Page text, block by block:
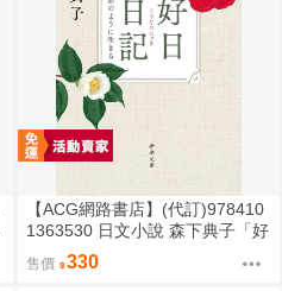
【ACG網路書店】(代訂)978410
1363530 日文小說 森下典子「好
日日記：季節のように生きる」
售價 330